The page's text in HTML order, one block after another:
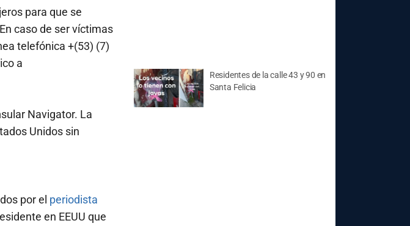
para que se
caso de ser víctimas
telefónica +(53) (7)
a
Navigator. La
Unidos sin
por el periodista
en EEUU que
Residentes de la calle 43 y 90 en
Santa Felicia